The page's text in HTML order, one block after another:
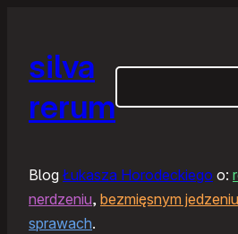
silva
rerum
Blog Łukasza Horodeckiego o:
nerdzeniu, bezmięsnym jedzeniu
sprawach.